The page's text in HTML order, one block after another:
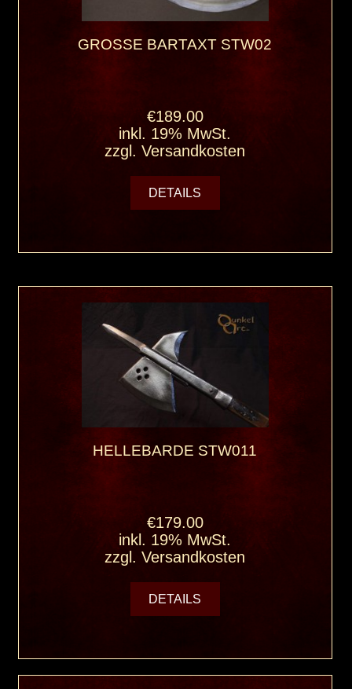
GROSSE BARTAXT STW02
€189.00
inkl. 19% MwSt.
zzgl.Versandkosten
DETAILS
HELLEBARDE STW011
€179.00
inkl. 19% MwSt.
zzgl.Versandkosten
DETAILS